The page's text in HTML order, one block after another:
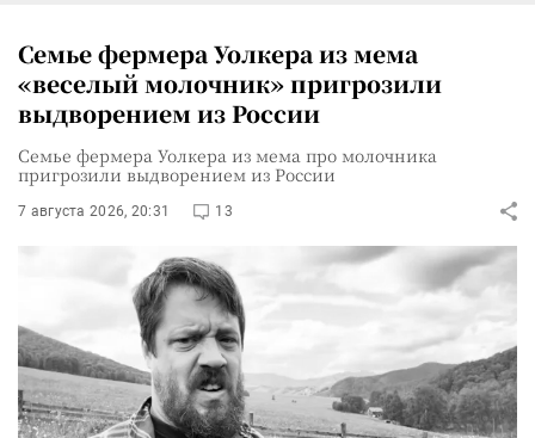
Семье фермера Уолкера из мема
«веселый молочник» пригрозили
выдворением из России
Семье фермера Уолкера из мема про молочника
пригрозили выдворением из России
7 августа 2026, 20:31 13